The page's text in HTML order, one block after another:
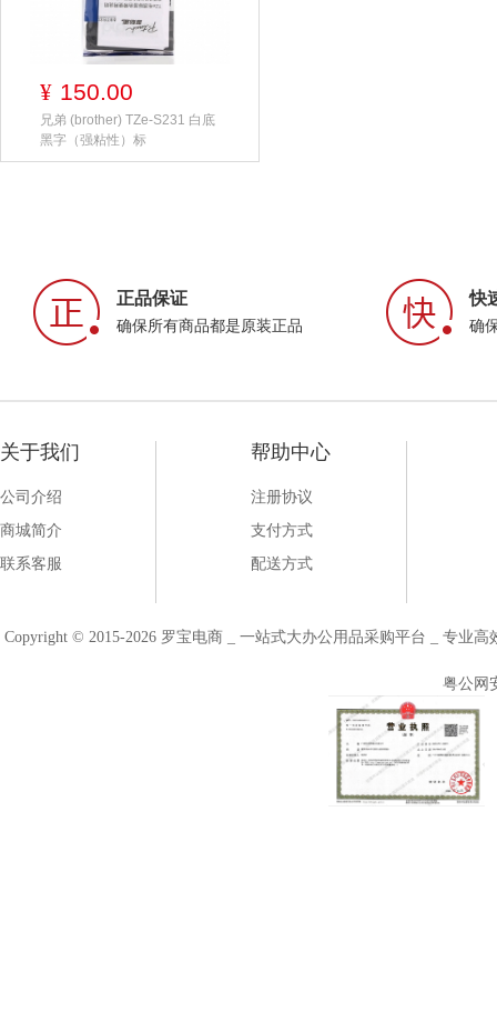
¥ 150.00
兄弟 (brother) TZe-S231 白底
黑字（强粘性）标
正品保证
确保所有商品都是原装正品
快
确
关于我们
公司介绍
商城简介
联系客服
帮助中心
注册协议
支付方式
配送方式
Copyright © 2015-2026 罗宝电商 _ 一站式大办公用品采购平台 _ 专业
粤公网